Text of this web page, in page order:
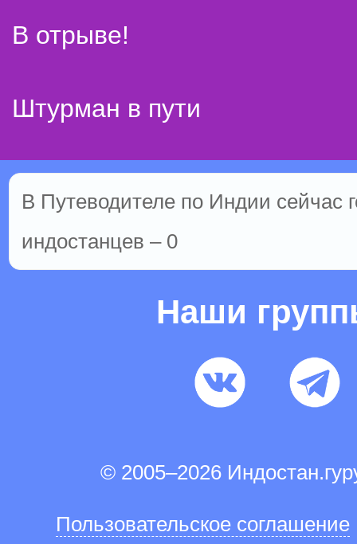
В отрыве!
Штурман в пути
В Путеводителе по Индии сейчас
индостанцев – 0
Наши
© 2005–2026
Пользовательское соглашение